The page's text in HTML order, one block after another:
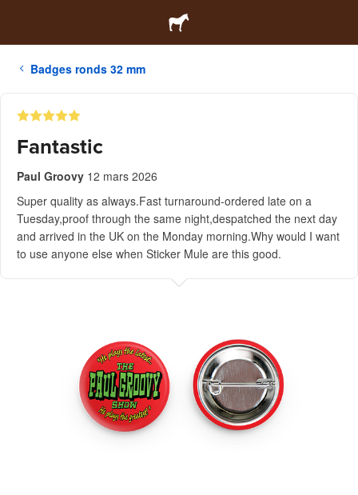
Badges ronds 32 mm
Fantastic
Paul Groovy 12 mars 2026
Super quality as always.Fast turnaround-ordered late on a
Tuesday,proof through the same night,despatched the next day
and arrived in the UK on the Monday morning.Why would I want
to use anyone else when Sticker Mule are this good.